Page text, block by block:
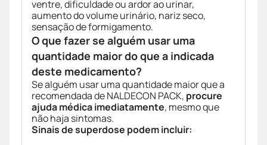
ventre, dificuldade ou ardor ao urinar,
aumento do volume urinário, nariz seco,
sensação de formigamento.
O que fazer se alguém usar uma
quantidade maior do que a indicada
deste medicamento?
Se alguém usar uma quantidade maior que a
recomendada de NALDECON PACK, procure
ajuda médica imediatamente, mesmo que
não haja sintomas.
Sinais de superdose podem incluir: